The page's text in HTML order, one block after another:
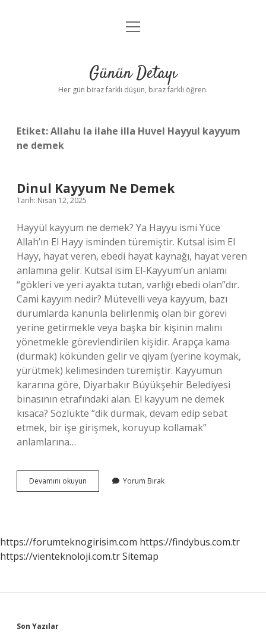
Anasayfa
Yasal Uyarı
menüyü
Günün Detayı
Her gün biraz farklı düşün, biraz farklı öğren.
Etiket:Allahu la ilahe illa Huvel Hayyul kayyum
ne demek
Dinul Kayyum Ne Demek
Tarih: Nisan 12, 2025
Hayyül kayyum ne demek? Ya Hayyu ismi Yüce
Allah’ın El Hayy isminden türemiştir. Kutsal isim El
Hayy, hayat veren, ebedi hayat kaynağı, hayat veren
anlamına gelir. Kutsal isim El-Kayyum’un anlamı
“gökleri ve yeri ayakta tutan, varlığı ebedi olan”dır.
Cami kayyım nedir? Mütevelli veya kayyum, bazı
durumlarda kanunla belirlenmiş olan bir görevi
yerine getirmekle veya başka bir kişinin malını
yönetmekle görevlendirilen kişidir. Arapça kama
(durmak) kökünden gelir ve qiyam (yerine koymak,
yürütmek) kelimesinden türemiştir. Kayyumun
kararına göre, Diyarbakır Büyükşehir Belediyesi
binasının etrafındaki alan. El kayyum ne demek
kısaca? Sözlükte “dik durmak, devam edip sebat
etmek, bir işe girişmek, koruyup kollamak”
anlamlarına…
Devamını okuyun
Kayyum
Yorum Bırak
https://forumteknogirisim.com https://findybus.com.tr
https://vienteknoloji.com.trSitemap
Son Yazılar